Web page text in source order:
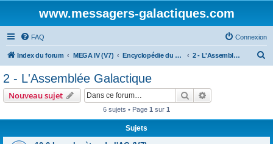
www.messagers-galactiques.com
FAQ Connexion
Index du forum MEGA IV (V7) Encyclopédie du Messager Galactique (V7) 2 - L'Assemblée Galactique
2 - L'Assemblée Galactique
Nouveau sujet Rechercher
6 sujets • Page 1 sur 1
Sujets